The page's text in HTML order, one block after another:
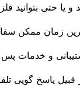
یا حتی بتوانید
زمان ممکن
و خدمات
پاسخ گویی